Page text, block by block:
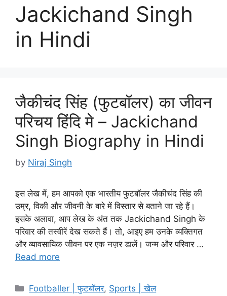
Jackichand Singh
in Hindi
जैकीचंद सिंह (फुटबॉलर) का जीवन
परिचय हिंदि मे – Jackichand
Singh Biography in Hindi
by Niraj Singh
इस लेख में, हम आपको एक भारतीय फुटबॉलर जैकीचंद सिंह की
उम्र, विकी और जीवनी के बारे में विस्तार से बताने जा रहे हैं।
इसके अलावा, आप लेख के अंत तक Jackichand Singh के
परिवार की तस्वीरें देख सकते हैं। तो, आइए हम उनके व्यक्तिगत
और व्यावसायिक जीवन पर एक नज़र डालें। जन्म और परिवार …
Read more
Categories
Footballer | फुटबॉलर, Sports | खेल